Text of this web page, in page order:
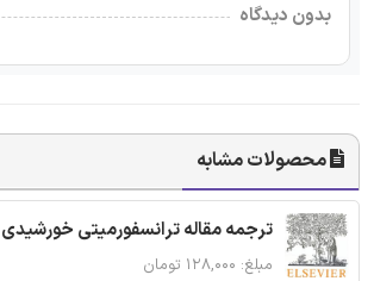
بدون دیدگاه
محصولات مشابه
ترجمه مقاله ترانسفورمیتی
مبلغ: ۱۲۸,۰۰۰ تومان